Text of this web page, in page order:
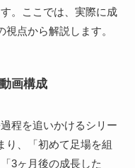
。ここでは、実際に成
点から解説します。
画構成
程を追いかけるシリー
り、「初めて足場を組
3ヶ月後の成長した